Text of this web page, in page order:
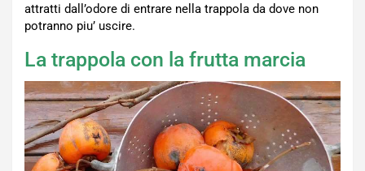
attratti dall’odore di entrare nella trappola da dove non
potranno piu’ uscire.
La trappola con la frutta marcia